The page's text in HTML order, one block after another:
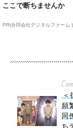
ここで断ちませんか
PR(合同会社デジタルファーム )
＜
頻
同
ち